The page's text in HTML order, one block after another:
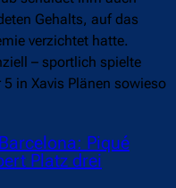
Gehalts, auf das
verzichtet hatte.
– sportlich spielte
in Xavis Plänen sowieso
Piqué
Platz drei